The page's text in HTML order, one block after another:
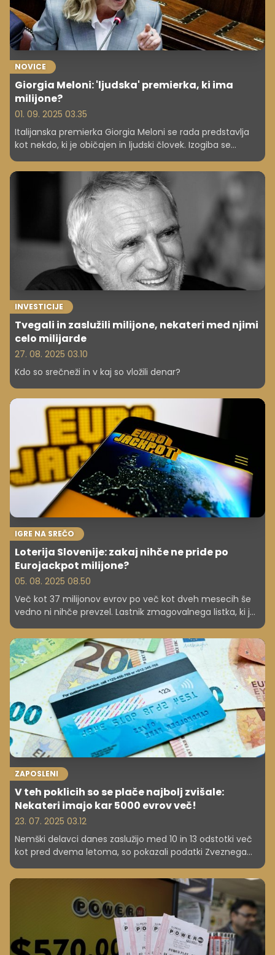
NOVICE
Giorgia Meloni: 'ljudska' premierka, ki ima
milijone?
01. 09. 2025 03.35
Italijanska premierka Giorgia Meloni se rada predstavlja
kot nekdo, ki je običajen in ljudski človek. Izogiba se
imela Melonijeva na računu milijone - zanimivo, kako naj
INVESTICIJE
Tvegali in zaslužili milijone, nekateri med njimi
celo milijarde
27. 08. 2025 03.10
Kdo so srečneži in v kaj so vložili denar?
IGRE NA SREČO
Loterija Slovenije: zakaj nihče ne pride po
Eurojackpot milijone?
05. 08. 2025 08.50
Več kot 37 milijonov evrov po več kot dveh mesecih še
vedno ni nihče prevzel. Lastnik zmagovalnega listka, ki je
bil maja letos vplačan v Kranju, lahko svoj dobitek
prevzame le še do 21. avgusta 2025. Po tem datumu se
bo ves znesek vrnil v sklad igre Eurojackpot, so sporočili iz
Loterije Slovenije.
ZAPOSLENI
V teh poklicih so se plače najbolj zvišale:
Nekateri imajo kar 5000 evrov več!
23. 07. 2025 03.12
Nemški delavci danes zaslužijo med 10 in 13 odstotki več
kot pred dvema letoma, so pokazali podatki Zveznega
statističnega urada.